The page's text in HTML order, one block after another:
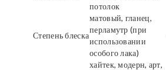
потолок
Степень блеска
матовый, гланец,
перламутр (при
использовании
особого лака)
хайтек, модерн, арт,